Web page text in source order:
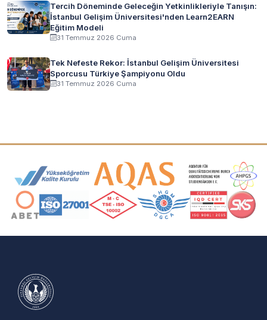
Tercih Döneminde Geleceğin Yetkinlikleriyle Tanışın:
İstanbul Gelişim Üniversitesi'nden Learn2EARN
Eğitim Modeli
31 Temmuz 2026 Cuma
Tek Nefeste Rekor: İstanbul Gelişim Üniversitesi
Sporcusu Türkiye Şampiyonu Oldu
31 Temmuz 2026 Cuma
Akreditasyon ve Üyelik Logoları